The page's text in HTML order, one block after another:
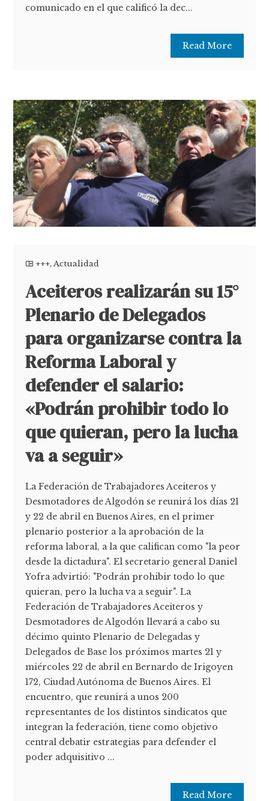
comunicado en el que calificó la dec...
Read More
+++,Actualidad
Aceiteros realizarán su 15°
Plenario de Delegados
para organizarse contra la
Reforma Laboral y
defender el salario:
«Podrán prohibir todo lo
que quieran, pero la lucha
va a seguir»
La Federación de Trabajadores Aceiteros y
Desmotadores de Algodón se reunirá los días 21
y 22 de abril en Buenos Aires, en el primer
plenario posterior a la aprobación de la
reforma laboral, a la que califican como "la peor
desde la dictadura". El secretario general Daniel
Yofra advirtió: "Podrán prohibir todo lo que
quieran, pero la lucha va a seguir". La
Federación de Trabajadores Aceiteros y
Desmotadores de Algodón llevará a cabo su
décimo quinto Plenario de Delegadas y
Delegados de Base los próximos martes 21 y
miércoles 22 de abril en Bernardo de Irigoyen
172, Ciudad Autónoma de Buenos Aires. El
encuentro, que reunirá a unos 200
representantes de los distintos sindicatos que
integran la federación, tiene como objetivo
central debatir estrategias para defender el
poder adquisitivo ...
Read More